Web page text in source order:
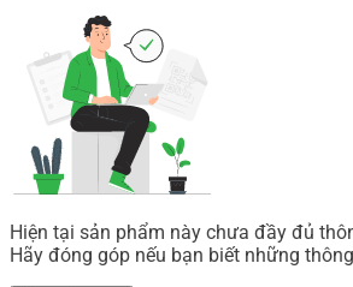
Hiện tại sản phẩm này chưa đầy đủ
Hãy đóng góp nếu bạn biết những